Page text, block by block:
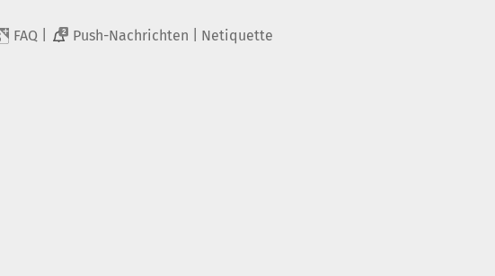
FAQ 2 Push-Nachrichten Netiquette